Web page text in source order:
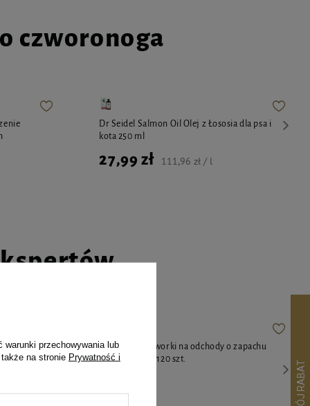
czworonoga
Dr Seidel Salmon Oil Olej z Łososia dla psa i
kota 250 ml
27,99 zł 111,96 zł / l
diety z
Toby's Choice worki na odchody o zapachu
białej herbaty 120 szt.
warunki przechowywania lub
na stronie Prywatność i